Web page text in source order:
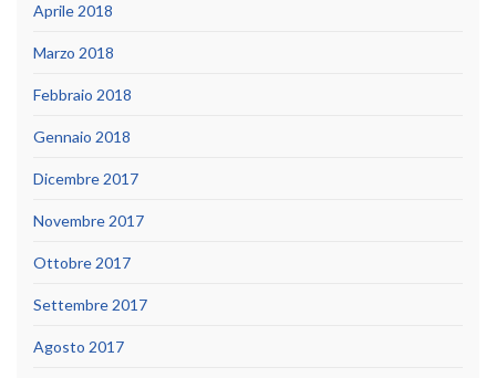
Aprile 2018
Marzo 2018
Febbraio 2018
Gennaio 2018
Dicembre 2017
Novembre 2017
Ottobre 2017
Settembre 2017
Agosto 2017